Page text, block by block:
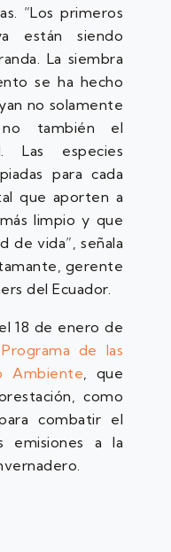
“Los primeros
están siendo
La siembra
se ha hecho
no solamente
no también el
Las especies
para cada
que aporten a
limpio y que
de vida”, señala
gerente
del Ecuador.
18 de enero de
Programa de las
Ambiente, que
como
combatir el
emisiones a la